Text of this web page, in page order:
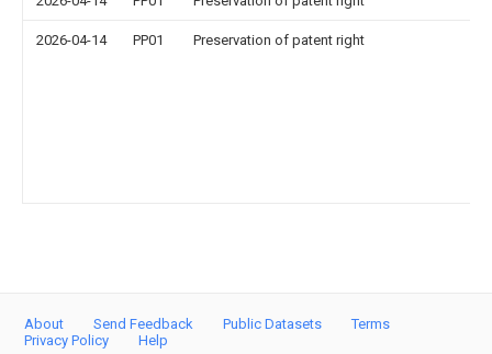
2026-04-14 PP01 Preservation of patent right
About Send Feedback Public Datasets
Terms
Privacy Policy
Help